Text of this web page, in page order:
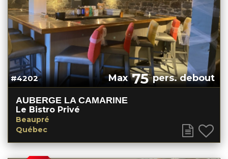
#4202 Max75pers. debout
AUBERGE LA CAMARINE
Le Bistro Privé
Beaupré
Québec